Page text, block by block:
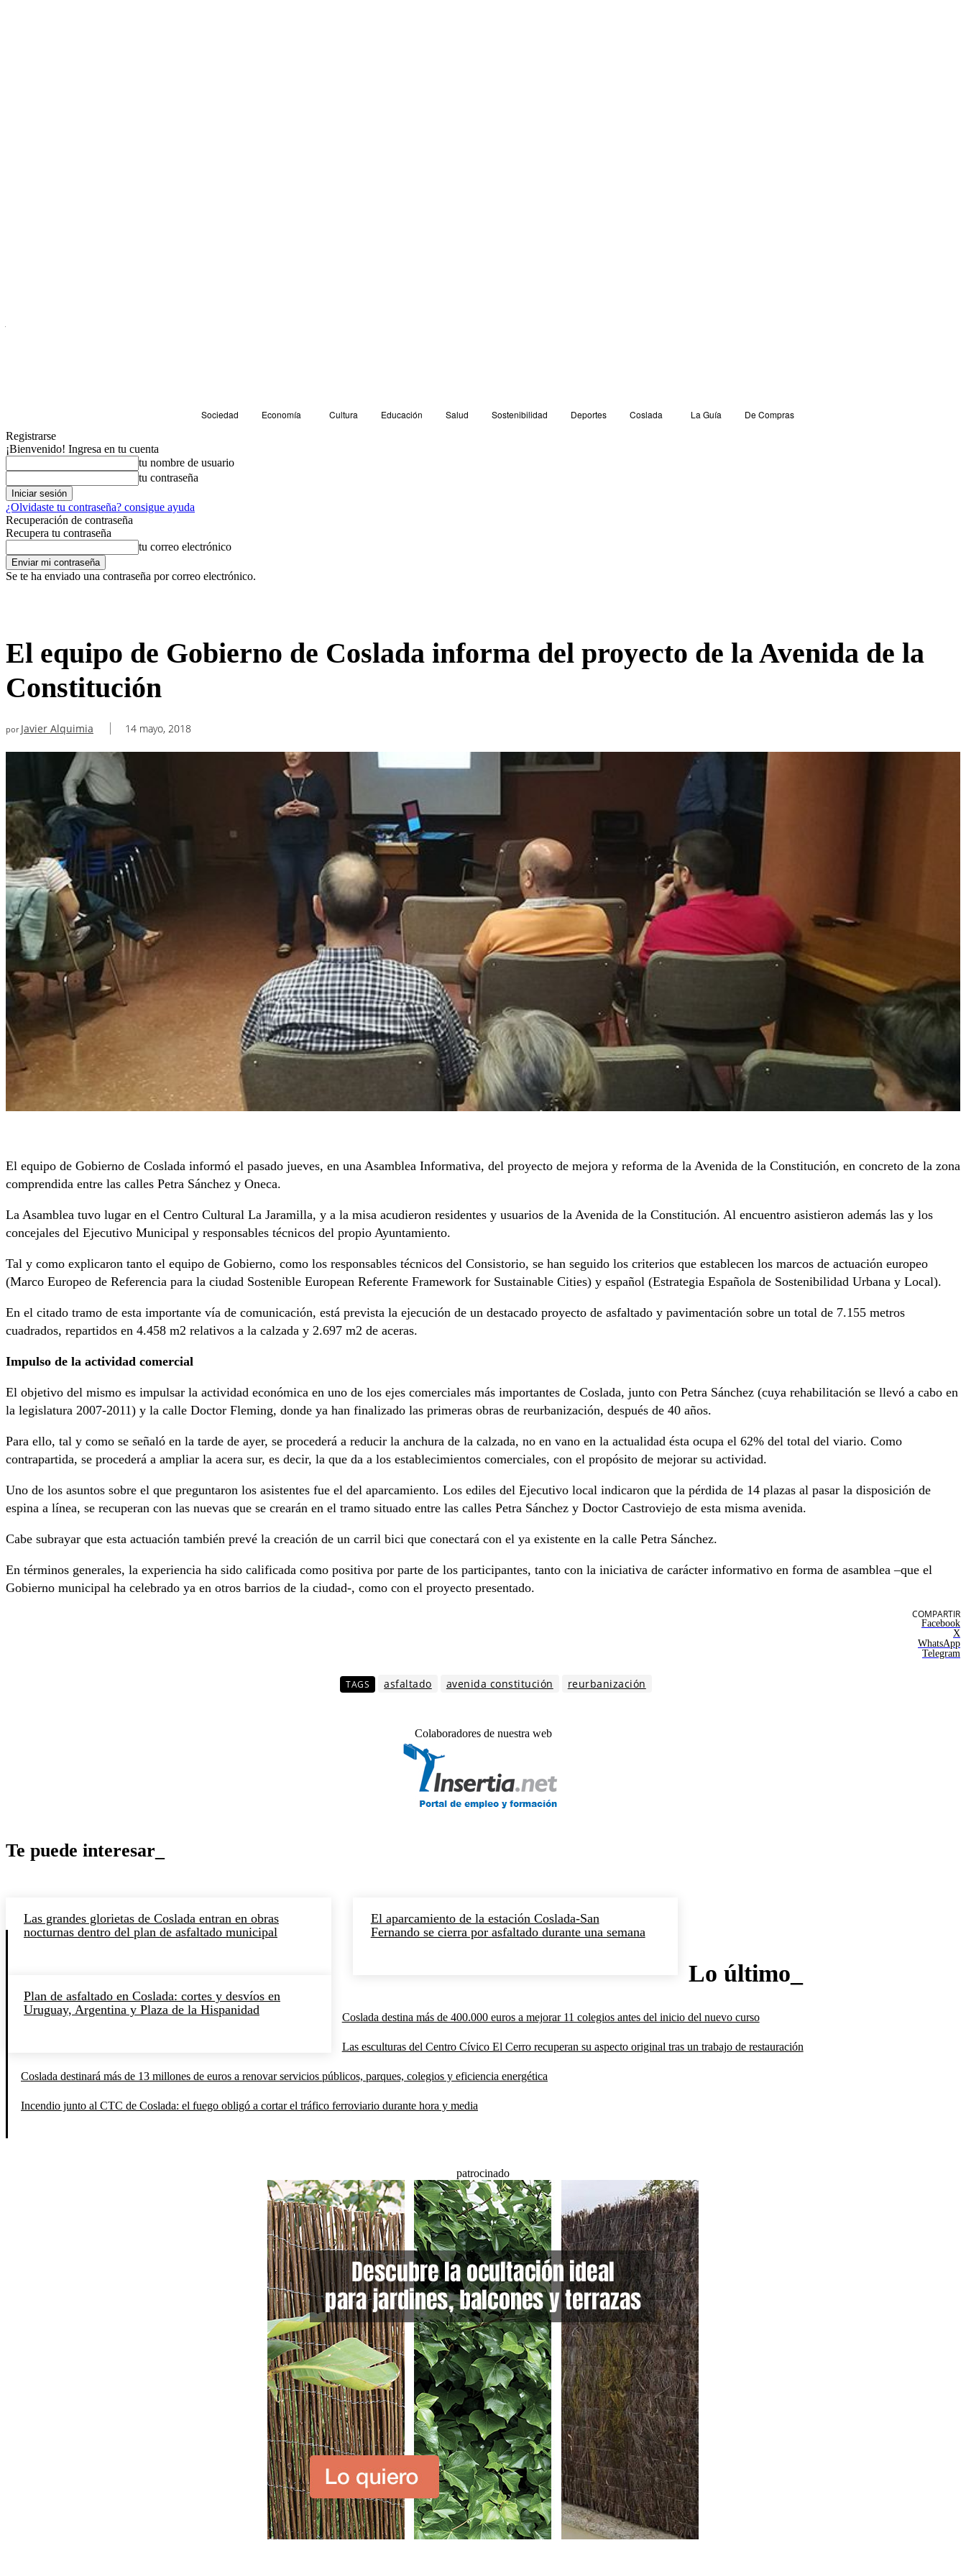
Sociedad Economía Cultura Educación Salud Sostenibilidad Deportes Coslada La Guía
De Compras
Registrarse
¡Bienvenido! Ingresa en tu cuenta
tu nombre de usuario
tu contraseña
¿Olvidaste tu contraseña? consigue ayuda
Recuperación de contraseña
Recupera tu contraseña
tu correo electrónico
Se te ha enviado una contraseña por correo electrónico.
El equipo de Gobierno de Coslada informa del proyecto de la Avenida de la
Constitución
por Javier Alquimia 14 mayo, 2018
El equipo de Gobierno de Coslada informó el pasado jueves, en una Asamblea Informativa, del proyecto de mejora y reforma de la Avenida de la Constitución, en concreto de la zona
comprendida entre las calles Petra Sánchez y Oneca.
La Asamblea tuvo lugar en el Centro Cultural La Jaramilla, y a la misa acudieron residentes y usuarios de la Avenida de la Constitución. Al encuentro asistieron además las y los
concejales del Ejecutivo Municipal y responsables técnicos del propio Ayuntamiento.
Tal y como explicaron tanto el equipo de Gobierno, como los responsables técnicos del Consistorio, se han seguido los criterios que establecen los marcos de actuación europeo
(Marco Europeo de Referencia para la ciudad Sostenible European Referente Framework for Sustainable Cities) y español (Estrategia Española de Sostenibilidad Urbana y Local).
En el citado tramo de esta importante vía de comunicación, está prevista la ejecución de un destacado proyecto de asfaltado y pavimentación sobre un total de 7.155 metros
cuadrados, repartidos en 4.458 m2 relativos a la calzada y 2.697 m2 de aceras.
Impulso de la actividad comercial
El objetivo del mismo es impulsar la actividad económica en uno de los ejes comerciales más importantes de Coslada, junto con Petra Sánchez (cuya rehabilitación se llevó a cabo en
la legislatura 2007-2011) y la calle Doctor Fleming, donde ya han finalizado las primeras obras de reurbanización, después de 40 años.
Para ello, tal y como se señaló en la tarde de ayer, se procederá a reducir la anchura de la calzada, no en vano en la actualidad ésta ocupa el 62% del total del viario. Como
contrapartida, se procederá a ampliar la acera sur, es decir, la que da a los establecimientos comerciales, con el propósito de mejorar su actividad.
Uno de los asuntos sobre el que preguntaron los asistentes fue el del aparcamiento. Los ediles del Ejecutivo local indicaron que la pérdida de 14 plazas al pasar la disposición de
espina a línea, se recuperan con las nuevas que se crearán en el tramo situado entre las calles Petra Sánchez y Doctor Castroviejo de esta misma avenida.
Cabe subrayar que esta actuación también prevé la creación de un carril bici que conectará con el ya existente en la calle Petra Sánchez.
En términos generales, la experiencia ha sido calificada como positiva por parte de los participantes, tanto con la iniciativa de carácter informativo en forma de asamblea –que el
Gobierno municipal ha celebrado ya en otros barrios de la ciudad-, como con el proyecto presentado.
COMPARTIR
Facebook
X
WhatsApp
Telegram
TAGS asfaltado avenida constitución reurbanización
Colaboradores de nuestra web
Te puede interesar_
Las grandes glorietas de Coslada entran en obras
nocturnas dentro del plan de asfaltado municipal
El aparcamiento de la estación Coslada-San
Fernando se cierra por asfaltado durante una semana
Plan de asfaltado en Coslada: cortes y desvíos en
Uruguay, Argentina y Plaza de la Hispanidad
Lo último_
Coslada destina más de 400.000 euros a mejorar 11 colegios antes del inicio del nuevo curso
Las esculturas del Centro Cívico El Cerro recuperan su aspecto original tras un trabajo de restauración
Coslada destinará más de 13 millones de euros a renovar servicios públicos, parques, colegios y eficiencia energética
Incendio junto al CTC de Coslada: el fuego obligó a cortar el tráfico ferroviario durante hora y media
patrocinado